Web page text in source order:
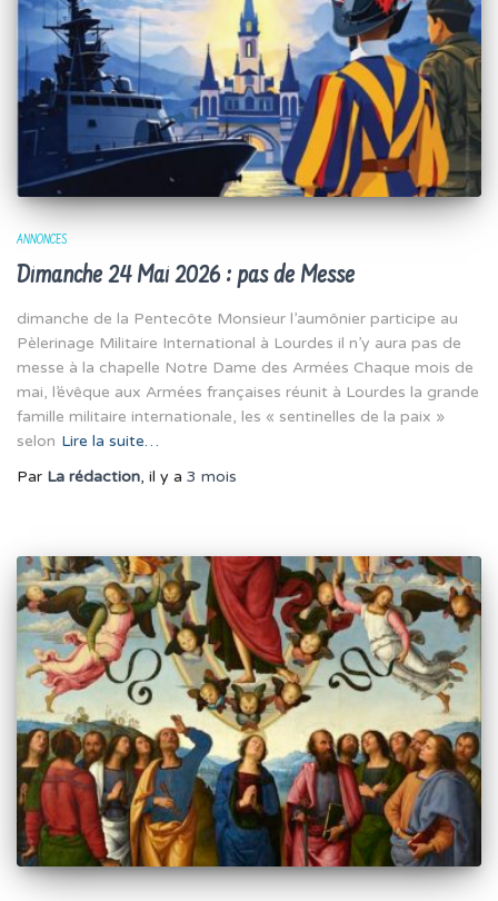
ANNONCES
Dimanche 24 Mai 2026 : pas de Messe
dimanche de la Pentecôte Monsieur l’aumônier participe au
Pèlerinage Militaire International à Lourdes il n’y aura pas de
messe à la chapelle Notre Dame des Armées Chaque mois de
mai, l’évêque aux Armées françaises réunit à Lourdes la grande
famille militaire internationale, les « sentinelles de la paix »
selon Lire la suite…
Par La rédaction, il y a 3 mois